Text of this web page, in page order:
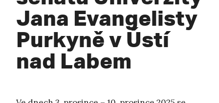
Jana Evangelisty
Purkyně v Ústí
nad Labem